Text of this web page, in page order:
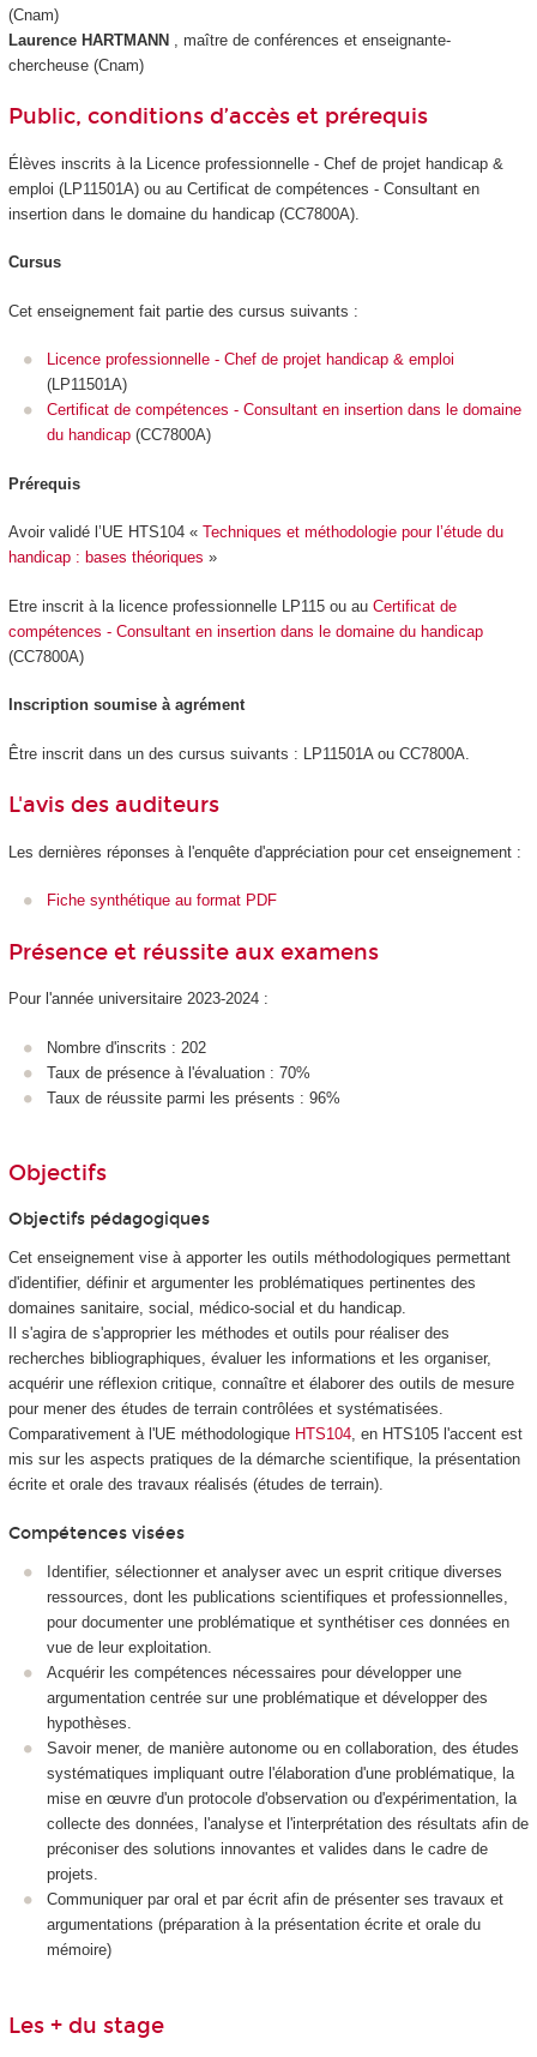
(Cnam)
Laurence HARTMANN
, maître de conférences et enseignante-
chercheuse (Cnam)
Public, conditions d’accès et prérequis
Élèves inscrits à la Licence professionnelle - Chef de projet handicap &
emploi (LP11501A) ou au Certificat de compétences - Consultant en
insertion dans le domaine du handicap (CC7800A).
Cursus
Cet enseignement fait partie des cursus suivants :
Licence professionnelle - Chef de projet handicap & emploi
(LP11501A)
Certificat de compétences - Consultant en insertion dans le domaine
du handicap (CC7800A)
Prérequis
Avoir validé l’UE HTS104 « Techniques et méthodologie pour l’étude du
handicap : bases théoriques »
Etre inscrit à la licence professionnelle LP115 ou au Certificat de
compétences - Consultant en insertion dans le domaine du handicap
(CC7800A)
Inscription soumise à agrément
Être inscrit dans un des cursus suivants : LP11501A ou CC7800A.
L'avis des auditeurs
Les dernières réponses à l'enquête d'appréciation pour cet enseignement :
Fiche synthétique au format PDF
Présence et réussite aux examens
Pour l'année universitaire 2023-2024 :
Nombre d'inscrits : 202
Taux de présence à l'évaluation : 70%
Taux de réussite parmi les présents : 96%
Objectifs
Objectifs pédagogiques
Cet enseignement vise à apporter les outils méthodologiques permettant
d'identifier, définir et argumenter les problématiques pertinentes des
domaines sanitaire, social, médico-social et du handicap.
Il s'agira de s'approprier les méthodes et outils pour réaliser des
recherches bibliographiques, évaluer les informations et les organiser,
acquérir une réflexion critique, connaître et élaborer des outils de mesure
pour mener des études de terrain contrôlées et systématisées.
Comparativement à l'UE méthodologique HTS104, en HTS105 l'accent est
mis sur les aspects pratiques de la démarche scientifique, la présentation
écrite et orale des travaux réalisés (études de terrain).
Compétences visées
Identifier, sélectionner et analyser avec un esprit critique diverses
ressources, dont les publications scientifiques et professionnelles,
pour documenter une problématique et synthétiser ces données en
vue de leur exploitation.
Acquérir les compétences nécessaires pour développer une
argumentation centrée sur une problématique et développer des
hypothèses.
Savoir mener, de manière autonome ou en collaboration, des études
systématiques impliquant outre l'élaboration d'une problématique, la
mise en œuvre d'un protocole d'observation ou d'expérimentation, la
collecte des données, l'analyse et l'interprétation des résultats afin de
préconiser des solutions innovantes et valides dans le cadre de
projets.
Communiquer par oral et par écrit afin de présenter ses travaux et
argumentations (préparation à la présentation écrite et orale du
mémoire)
Les + du stage